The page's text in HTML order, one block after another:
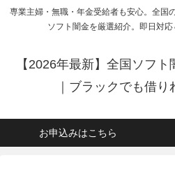
専業主婦・無職・年金受給者も安心。全国
ソフト闇金を厳選紹介。即日対応
【2026年最新】全国ソフ
｜ブラックでも借
お申込みはこちら